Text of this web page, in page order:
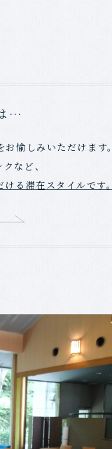
…
愉しみいただけます。
など、
る滞在スタイルです。